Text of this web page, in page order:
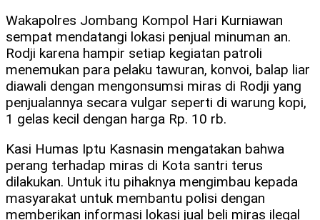
Wakapolres Jombang Kompol Hari Kurniawan
sempat mendatangi lokasi penjual minuman an.
Rodji karena hampir setiap kegiatan patroli
menemukan para pelaku tawuran, konvoi, balap liar
diawali dengan mengonsumsi miras di Rodji yang
penjualannya secara vulgar seperti di warung kopi,
1 gelas kecil dengan harga Rp. 10 rb.
Kasi Humas Iptu Kasnasin mengatakan bahwa
perang terhadap miras di Kota santri terus
dilakukan. Untuk itu pihaknya mengimbau kepada
masyarakat untuk membantu polisi dengan
memberikan informasi lokasi jual beli miras ilegal